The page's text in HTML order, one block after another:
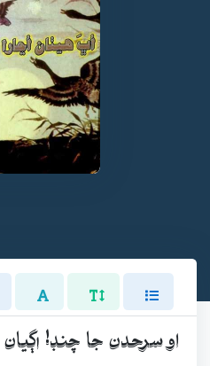
او سرحدن جا چنڊ! اڳيان